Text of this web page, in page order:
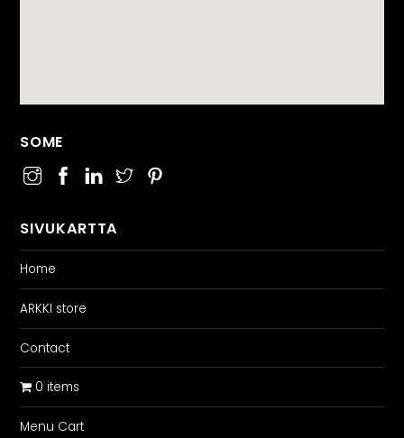
SOME
SIVUKARTTA
Home
ARKKI store
Contact
0 items
Menu Cart